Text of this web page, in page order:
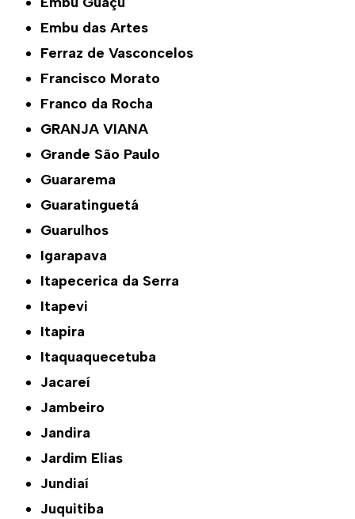
Embu das Artes
Ferraz de Vasconcelos
Francisco Morato
Franco da Rocha
GRANJA VIANA
Grande São Paulo
Guararema
Guaratinguetá
Guarulhos
Igarapava
Itapecerica da Serra
Itapevi
Itapira
Itaquaquecetuba
Jacareí
Jambeiro
Jandira
Jardim Elias
Jundiaí
Juquitiba